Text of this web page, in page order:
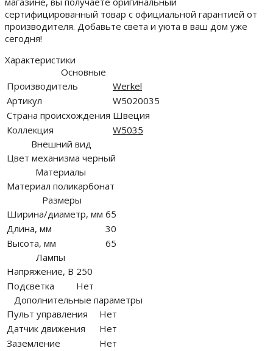
сертифицированный товар с официальной гарантией от
производителя. Добавьте света и уюта в ваш дом уже
сегодня!
Характеристики
Основные
Производитель
Werkel
Артикул
W5020035
Страна происхождения Швеция
Коллекция
W5035
Внешний вид
Цвет механизма черный
Материалы
Материал поликарбонат
Размеры
Ширина/диаметр, мм 65
Длина, мм
30
Высота, мм
65
Лампы
Напряжение, В 250
Подсветка
Нет
Дополнительные параметры
Пульт управления
Нет
Датчик движения
Нет
Заземление
Нет